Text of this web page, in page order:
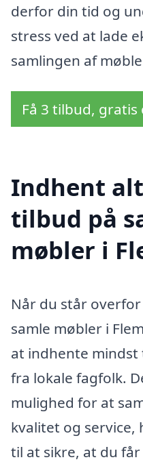
derfor din tid og
stress ved at lade
samlingen af
Få 3 tilbud,
Indhent
tilbud på
møbler i
Når du står
samle møbler i
at indhente
fra lokale fagfolk.
mulighed for at
kvalitet og
til at sikre, at du